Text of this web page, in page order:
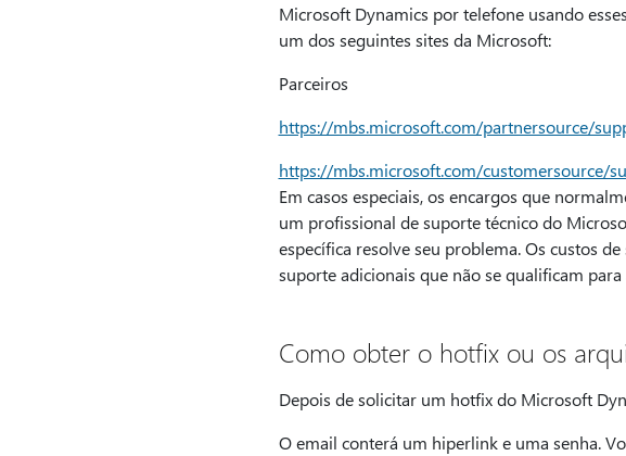
Microsoft Dynamics por telefone usando
um dos seguintes sites da Microsoft:
Parceiros
https://mbs.microsoft.com/partnersource/
https://mbs.microsoft.com/customersource/
Em casos especiais, os encargos que
um profissional de suporte técnico do
específica resolve seu problema. Os custos
suporte adicionais que não se qualificam
Como obter o hotfix ou os
Depois de solicitar um hotfix do Microsoft
O email conterá um hiperlink e uma senha.